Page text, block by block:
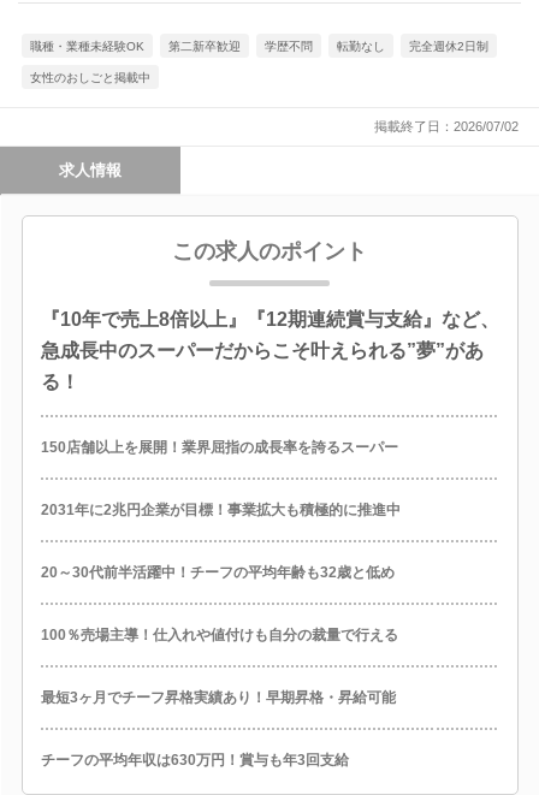
職種・業種未経験OK 第二新卒歓迎 学歴不問 転勤なし 完全週休2日制
女性のおしごと掲載中
掲載終了日：2026/07/02
求人情報
この求人のポイント
『10年で売上8倍以上』『12期連続賞与支給』など、
急成長中のスーパーだからこそ叶えられる”夢”があ
る！
150店舗以上を展開！業界屈指の成長率を誇るスーパー
2031年に2兆円企業が目標！事業拡大も積極的に推進中
20～30代前半活躍中！チーフの平均年齢も32歳と低め
100％売場主導！仕入れや値付けも自分の裁量で行える
最短3ヶ月でチーフ昇格実績あり！早期昇格・昇給可能
チーフの平均年収は630万円！賞与も年3回支給